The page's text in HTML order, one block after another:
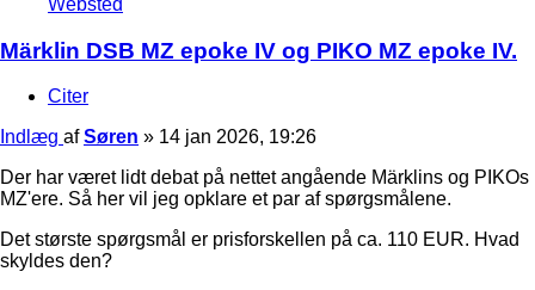
Märklin DSB MZ epoke IV og PIKO MZ epoke IV.
Citer
Indlæg afSøren » 14 jan 2026, 19:26
Der har været lidt debat på nettet angående Märklins og PIKOs
MZ'ere. Så her vil jeg opklare et par af spørgsmålene.
Det største spørgsmål er prisforskellen på ca. 110 EUR. Hvad
skyldes den?